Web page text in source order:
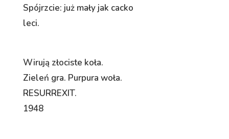
Spójrzcie: już mały jak cacko
leci.
Wirują złociste koła.
Zieleń gra. Purpura woła.
RESURREXIT.
1948